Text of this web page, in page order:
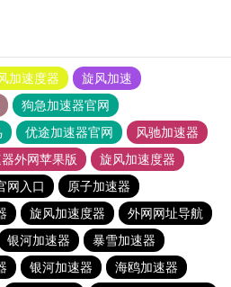
加速度器
旋风加速
狗急加速器官网
优途加速器官网
风驰加速器
外网苹果版
旋风加速度器
网入口
原子加速器
旋风加速度器
外网网址导航
银河加速器
暴雪加速器
银河加速器 海鸥加速器